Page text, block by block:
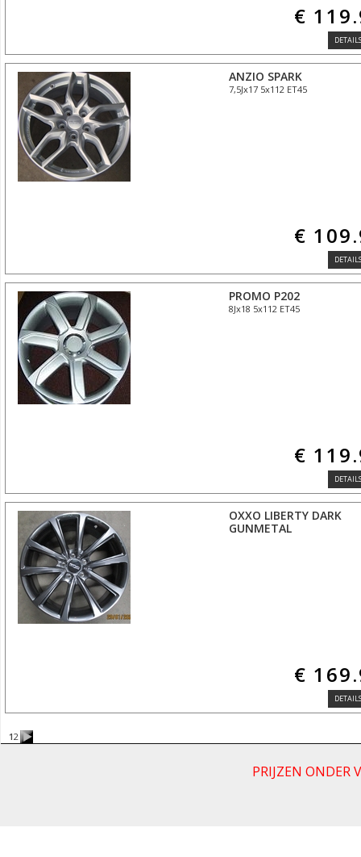
€
ANZIO SPARK
7,5Jx17 5x112 ET45
€
PROMO P202
8Jx18 5x112 ET45
€
OXXO LIBERTY DARK
GUNMETAL
€
12
PRIJZEN ONDER